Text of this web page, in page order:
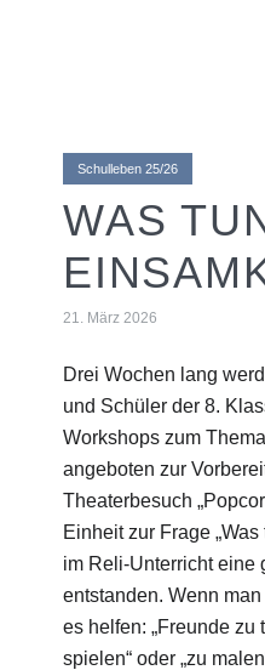
Schulleben 25/26
WAS
21. März 2026
Drei Wochen lang
und Schüler der 8.
Workshops zum
angeboten zur
Theaterbesuch
Einheit zur Frage
im Reli-Unterricht eine
entstanden. Wenn
es helfen: „Freunde zu
spielen“ oder „zu